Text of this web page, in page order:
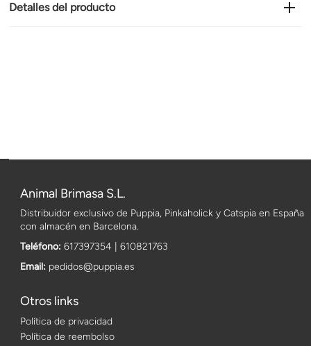
Detalles del producto
Animal Brimasa S.L.
Distribuidor exclusivo de Puppia, Pinkaholick y Catspia en España
con almacén en Barcelona.
Teléfono: 617397354 | 610821763
Email: pedidos@puppia.es
Otros links
Política de privacidad
Política de reembolso